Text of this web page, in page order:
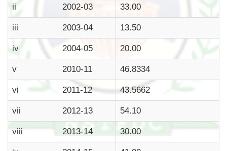
ii 2002-03 33.00
iii 2003-04 13.50
iv 2004-05 20.00
v 2010-11 46.8334
vi 2011-12 43.5662
vii 2012-13 54.10
viii 2013-14 30.00